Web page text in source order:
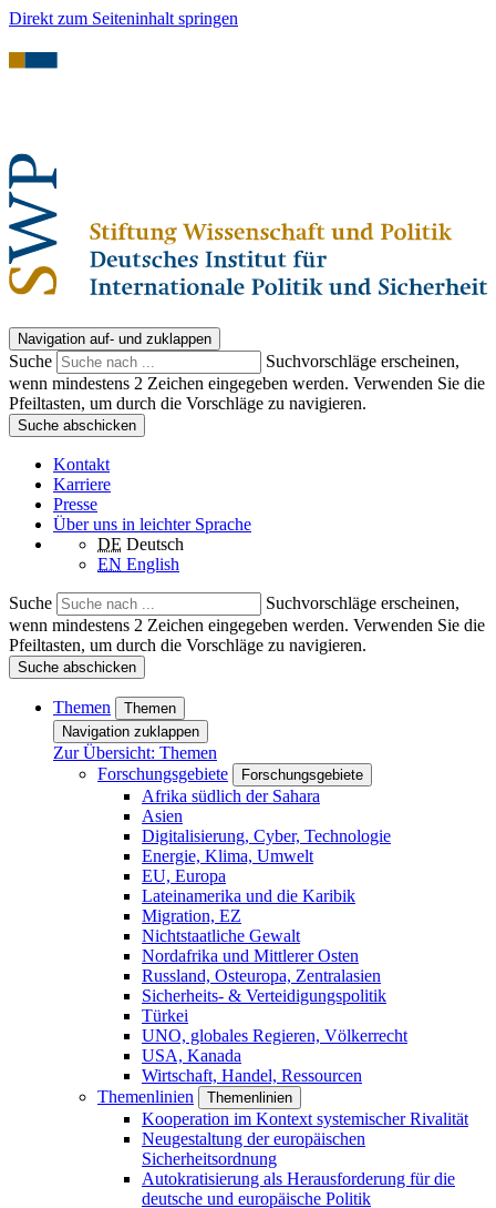
Direkt zum Seiteninhalt springen
Navigation auf- und zuklappen
Suche
Suchvorschläge erscheinen,
wenn mindestens 2 Zeichen eingegeben werden. Verwenden Sie die
Pfeiltasten, um durch die Vorschläge zu navigieren.
Suche abschicken
Kontakt
Karriere
Presse
Über uns in leichter Sprache
DE Deutsch
EN English
Suche
Suchvorschläge erscheinen,
wenn mindestens 2 Zeichen eingegeben werden. Verwenden Sie die
Pfeiltasten, um durch die Vorschläge zu navigieren.
Suche abschicken
Themen
Themen
Navigation zuklappen
Zur Übersicht: Themen
Forschungsgebiete
Forschungsgebiete
Afrika südlich der Sahara
Asien
Digitalisierung, Cyber, Technologie
Energie, Klima, Umwelt
EU, Europa
Lateinamerika und die Karibik
Migration, EZ
Nichtstaatliche Gewalt
Nordafrika und Mittlerer Osten
Russland, Osteuropa, Zentralasien
Sicherheits- & Verteidigungspolitik
Türkei
UNO, globales Regieren, Völkerrecht
USA, Kanada
Wirtschaft, Handel, Ressourcen
Themenlinien
Themenlinien
Kooperation im Kontext systemischer Rivalität
Neugestaltung der europäischen
Sicherheitsordnung
Autokratisierung als Herausforderung für die
deutsche und europäische Politik